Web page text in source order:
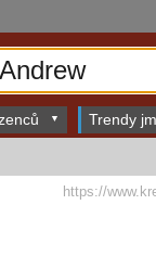
Trendy
https://